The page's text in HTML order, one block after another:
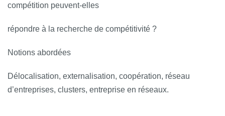
compétition peuvent-elles
répondre à la recherche de compétitivité ?
Notions abordées
Délocalisation, externalisation, coopération, réseau
d’entreprises, clusters, entreprise en réseaux.